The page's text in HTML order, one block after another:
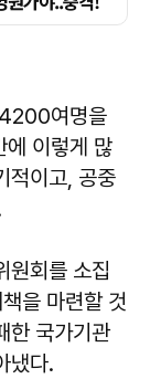
여명을
에 이렇게 많
적이고, 공중
원회를 소집
을 마련할 것
한 국가기관
냈다.